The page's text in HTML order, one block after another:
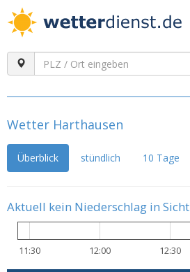
Wetter Harthausen
Überblick stündlich 10 Tage
Aktuell kein Niederschlag in Sicht
11:30 12:00 12:30